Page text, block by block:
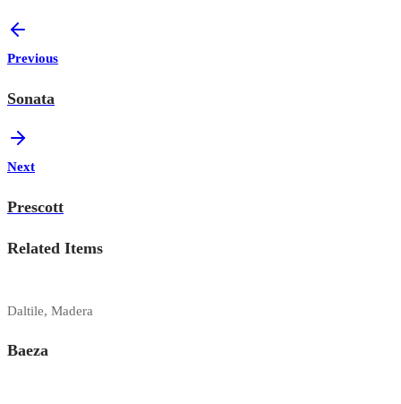
Previous
Sonata
Next
Prescott
Related Items
Daltile, Madera
Baeza